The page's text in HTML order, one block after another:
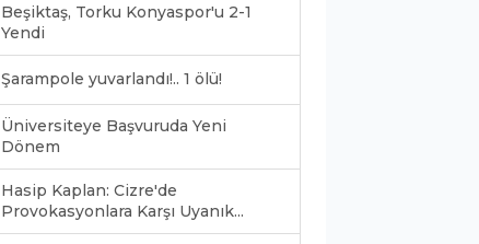
Beşiktaş, Torku Konyaspor'u 2-1
Yendi
Şarampole yuvarlandı!.. 1 ölü!
Üniversiteye Başvuruda Yeni
Dönem
Hasip Kaplan: Cizre'de
Provokasyonlara Karşı Uyanık...